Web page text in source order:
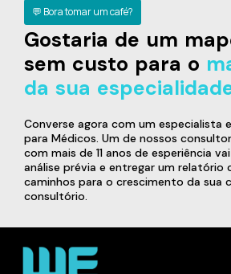
💬 Bora tomar um café?
Gostaria de um
sem custo para o
da sua
Converse agora com um especialista
para Médicos. Um de nossos
com mais de 11 anos de esperiência
análise prévia e entregar um
caminhos para o crescimento da sua
consultório.